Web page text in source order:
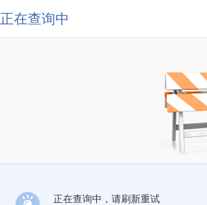
正在查询中
正在查询中，请刷新重试